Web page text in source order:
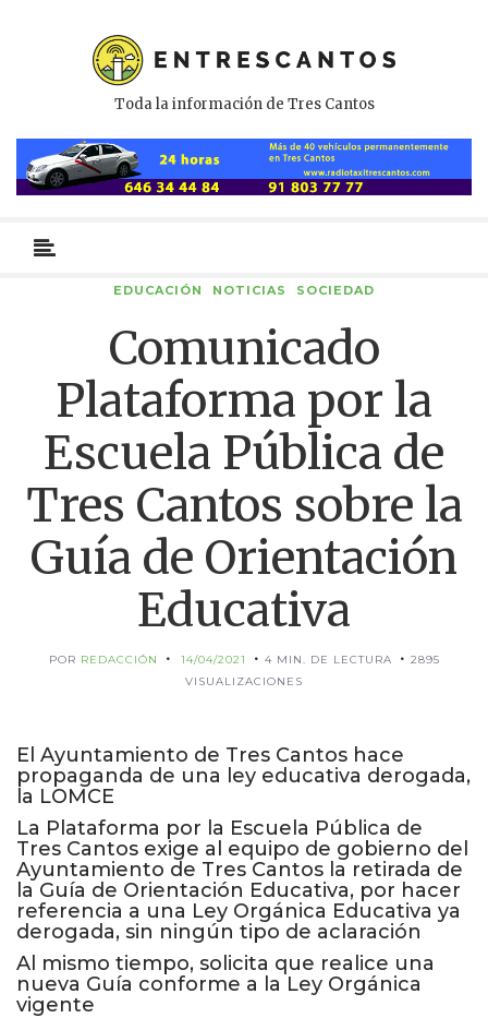
Toda la información de Tres Cantos
primario
EDUCACIÓN NOTICIAS SOCIEDAD
Comunicado
Plataforma por la
Escuela Pública de
Tres Cantos sobre la
Guía de Orientación
Educativa
POR REDACCIÓN 14/04/2021 4 MIN. DE LECTURA
2895
VISUALIZACIONES
El Ayuntamiento de Tres Cantos hace
propaganda de una ley educativa derogada,
la LOMCE
La Plataforma por la Escuela Pública de
Tres Cantos exige al equipo de gobierno del
Ayuntamiento de Tres Cantos la retirada de
la Guía de Orientación Educativa, por hacer
referencia a una Ley Orgánica Educativa ya
derogada, sin ningún tipo de aclaración
Al mismo tiempo, solicita que realice una
nueva Guía conforme a la Ley Orgánica
vigente